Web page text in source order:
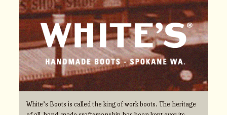
White’s Boots is called the king of work boots. The heritage